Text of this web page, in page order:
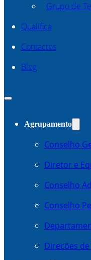
Grupo de
Qualifica
Contactos
Blog
Agrupamento
Conselho
Diretor e
Conselho
Conselho
Direcões